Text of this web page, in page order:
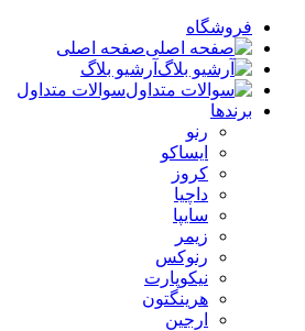
فروشگاه
صفحه اصلی
آرشیو بلاگ
سوالات متداول
برندها
رنو
ایساکو
کروز
داچیا
سایپا
زیمر
رنوکس
نیکوپارت
هرینگتون
ارجین